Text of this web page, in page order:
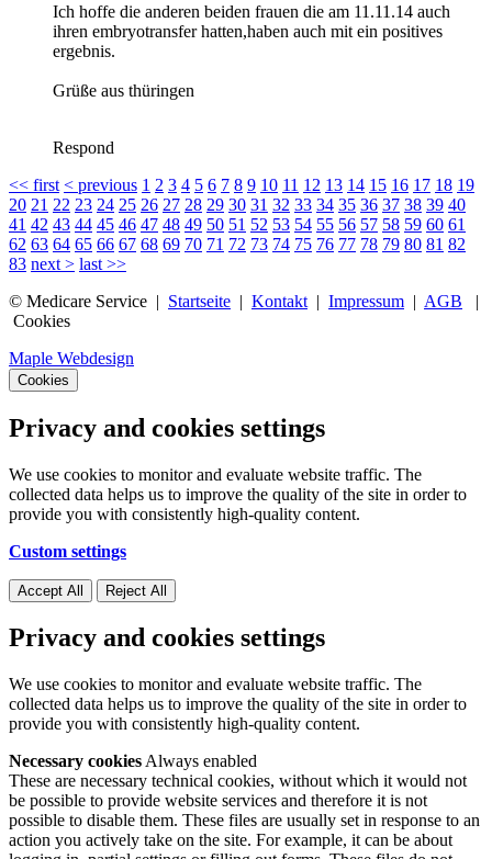
Ich hoffe die anderen beiden frauen die am 11.11.14 auch
ihren embryotransfer hatten,haben auch mit ein positives
ergebnis.
Grüße aus thüringen
Respond
<< first < previous 1 2 3 4 5 6 7 8 9 10 11 12 13 14 15 16 17 18 19
20 21 22 23 24 25 26 27 28 29 30 31 32 33 34 35 36 37 38 39 40
41 42 43 44 45 46 47 48 49 50 51 52 53 54 55 56 57 58 59 60 61
62 63 64 65 66 67 68 69 70 71 72 73 74 75 76 77 78 79 80 81 82
83 next > last >>
© Medicare Service | Startseite | Kontakt | Impressum | AGB |
Cookies
Maple Webdesign
Cookies
Privacy and cookies settings
We use cookies to monitor and evaluate website traffic. The
collected data helps us to improve the quality of the site in order to
provide you with consistently high-quality content.
Custom settings
Accept All Reject All
Privacy and cookies settings
We use cookies to monitor and evaluate website traffic. The
collected data helps us to improve the quality of the site in order to
provide you with consistently high-quality content.
Necessary cookies Always enabled
These are necessary technical cookies, without which it would not
be possible to provide website services and therefore it is not
possible to disable them. These files are usually set in response to an
action you actively take on the site. For example, it can be about